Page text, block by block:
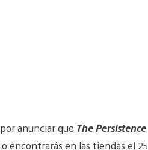
anunciar que The Persistence
encontrarás en las tiendas el 25